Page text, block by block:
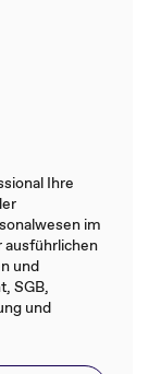
Ihre
im
und
SGB,
und